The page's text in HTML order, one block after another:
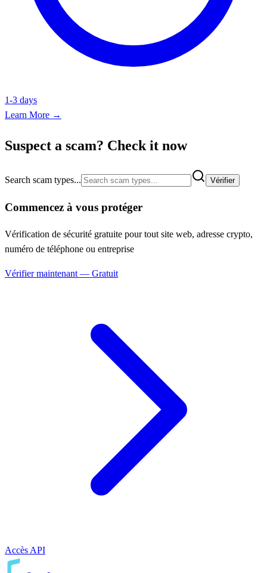
1-3 days
Learn More →
Suspect a scam? Check it now
Search scam types... Vérifier
Commencez à vous protéger
Vérification de sécurité gratuite pour tout site web, adresse crypto,
numéro de téléphone ou entreprise
Vérifier maintenant — Gratuit
Accès API